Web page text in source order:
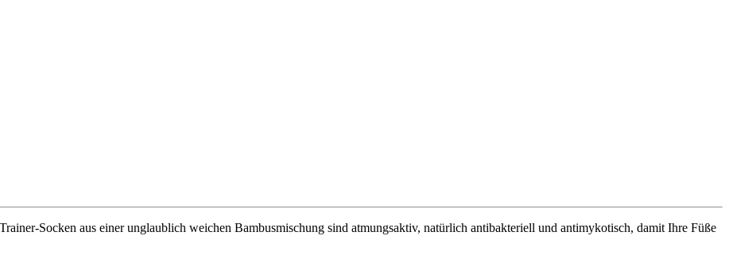
Socken aus einer unglaublich weichen Bambusmischung sind atmungsaktiv, natürlich antibakteriell und antimykotisch, damit Ihre Füße